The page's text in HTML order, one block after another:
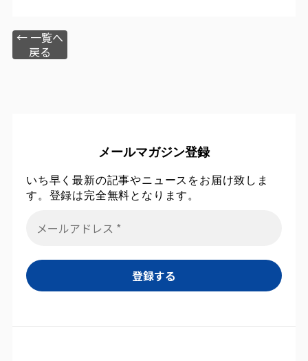
← 一覧へ
戻る
メールマガジン登録
いち早く最新の記事やニュースをお届け致しま
す。登録は完全無料となります。